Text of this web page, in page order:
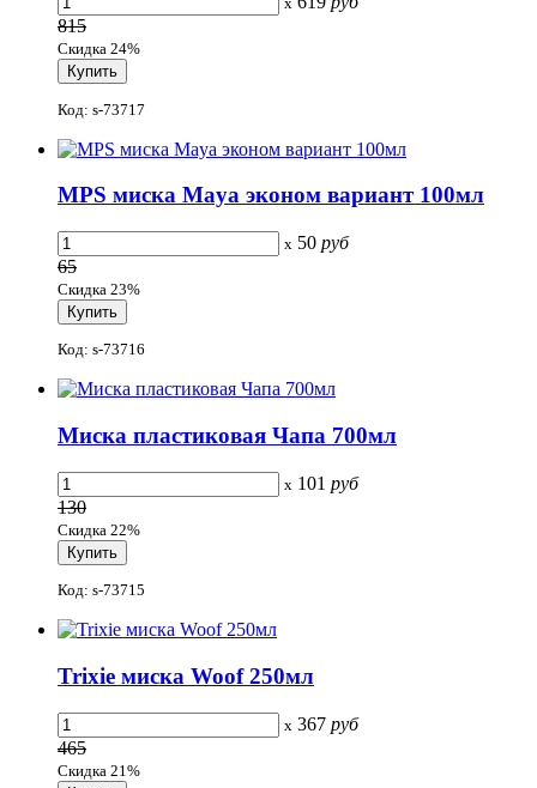
815
Скидка 24%
Код: s-73717
MPS миска Maya эконом вариант 100мл
x 50 руб
65
Скидка 23%
Код: s-73716
Миска пластиковая Чапа 700мл
x 101 руб
130
Скидка 22%
Код: s-73715
Trixie миска Woof 250мл
x 367 руб
465
Скидка 21%